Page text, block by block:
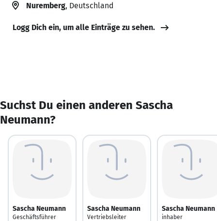
Nuremberg, Deutschland
Logg Dich ein, um alle Einträge zu sehen.
Suchst Du einen anderen Sascha
Neumann?
Sascha Neumann
Geschäftsführer
Sascha Neumann
Vertriebsleiter
Sascha Neumann
inhaber